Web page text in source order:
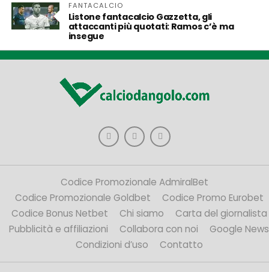
FANTACALCIO
Listone fantacalcio Gazzetta, gli
attaccanti più quotati: Ramos c’è ma
insegue
Codice Promozionale AdmiralBet
Codice Promozionale Goldbet
Codice Promo Eurobet
Codice Bonus Netbet
Chi siamo
Carta del giornalista
Pubblicità e affiliazioni
Collabora con noi
Google News
Condizioni d’uso
Contatto